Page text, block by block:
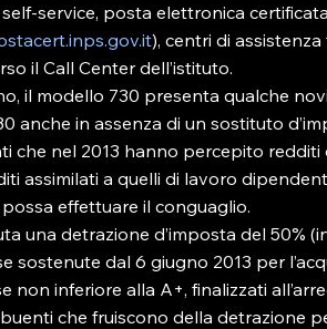
service, posta elettronica
), centri di
il Call Center dell’istituto.
il modello 730 presenta qualche
anche in assenza di un sostituto
che nel 2013 hanno percepito
assimilati a quelli di lavoro
effettuare il conguaglio.
una detrazione d’imposta del 50%
sostenute dal 6 giugno 2013 per
non inferiore alla A+, finalizzati
che fruiscono della detrazione